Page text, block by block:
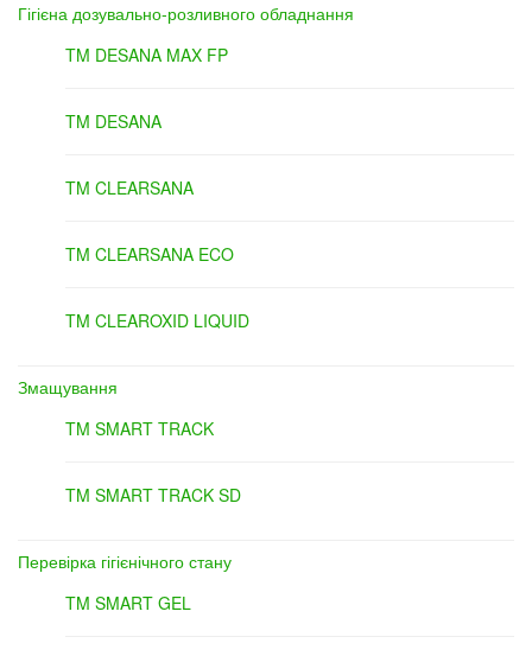
Гігієна дозувально-розливного обладнання
TM DESANA MAX FP
TM DESANA
TM CLEARSANA
TM CLEARSANA ECO
TM CLEAROXID LIQUID
Змащування
TM SMART TRACK
TM SMART TRACK SD
Перевірка гігієнічного стану
TM SMART GEL